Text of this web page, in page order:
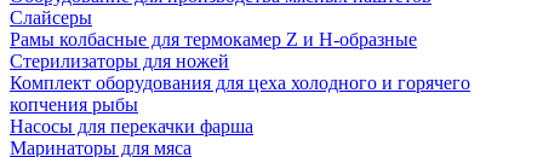
Слайсеры
Рамы колбасные для термокамер Z и H-образные
Стерилизаторы для ножей
Комплект оборудования для цеха холодного и горячего
копчения рыбы
Насосы для перекачки фарша
Маринаторы для мяса